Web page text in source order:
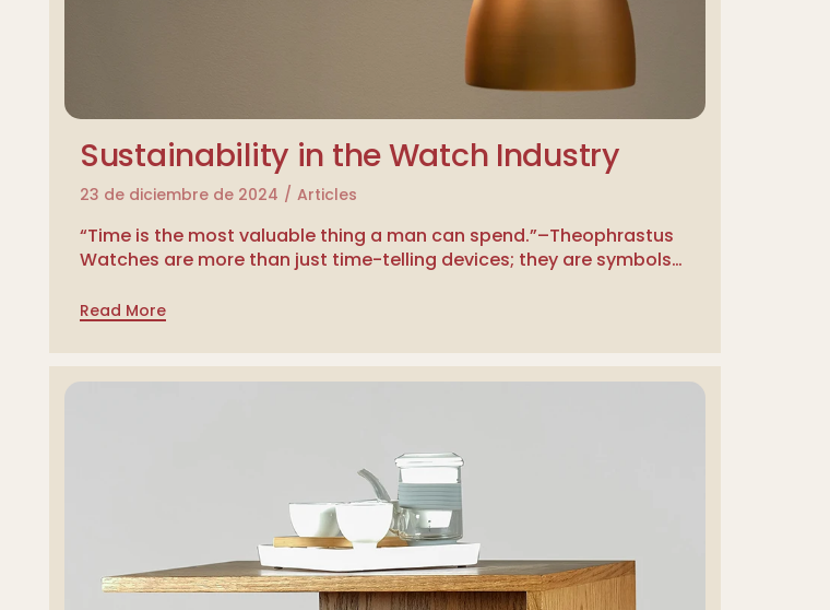
Sustainability in the Watch Industry
23 de diciembre de 2024 Articles
“Time is the most valuable thing a man can spend.”–Theophrastus
Watches are more than just time-telling devices; they are symbols…
Read More